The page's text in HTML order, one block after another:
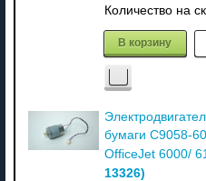
Количество на
В корзину
бумаги C9058-
OfficeJet 6000/
13326)